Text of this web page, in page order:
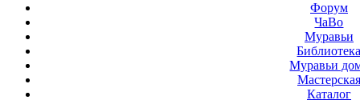
Форум
ЧаВо
Муравьи
Муравьи
Мастерская
Каталог